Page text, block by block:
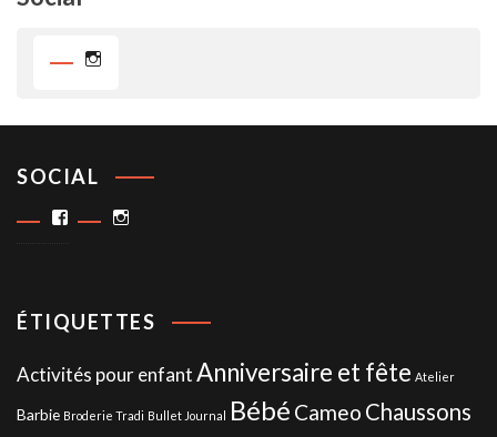
SOCIAL
Facebook
ÉTIQUETTES
Activités pour enfantAnniversaire et fête Atelier
Barbie Broderie Tradi Bullet Journal Bébé Cameo Chaussons